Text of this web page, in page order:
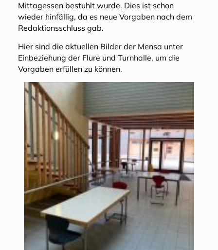
Mittagessen bestuhlt wurde. Dies ist schon
wieder hinfällig, da es neue Vorgaben nach dem
Redaktionsschluss gab.
Hier sind die aktuellen Bilder der Mensa unter
Einbeziehung der Flure und Turnhalle, um die
Vorgaben erfüllen zu können.